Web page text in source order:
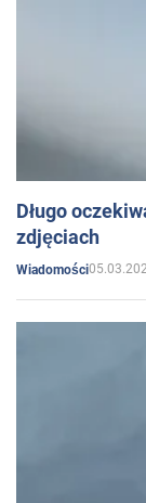
Długo
zdjęciach
Wiadomości